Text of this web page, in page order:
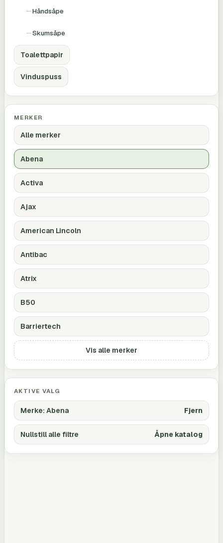
Håndsåpe
Skumsåpe
Toalettpapir
Vinduspuss
MERKER
Alle merker
Abena
Activa
Ajax
American Lincoln
Antibac
Atrix
B50
Barriertech
Vis alle merker
AKTIVE VALG
Merke: Abena Fjern
Nullstill alle filtre Åpne katalog